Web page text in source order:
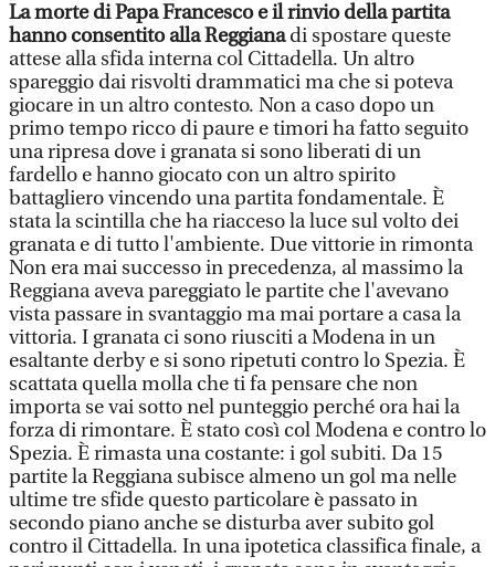
La morte di Papa Francesco e il rinvio della partita
hanno consentito alla Reggianadi spostare queste
attese alla sfida interna col Cittadella. Un altro
spareggio dai risvolti drammatici ma che si poteva
giocare in un altro contesto. Non a caso dopo un
primo tempo ricco di paure e timori ha fatto seguito
una ripresa dove i granata si sono liberati di un
fardello e hanno giocato con un altro spirito
battagliero vincendo una partita fondamentale. È
stata la scintilla che ha riacceso la luce sul volto dei
granata e di tutto l'ambiente. Due vittorie in rimonta
Non era mai successo in precedenza, al massimo la
Reggiana aveva pareggiato le partite che l'avevano
vista passare in svantaggio ma mai portare a casa la
vittoria. I granata ci sono riusciti a Modena in un
esaltante derby e si sono ripetuti contro lo Spezia. È
scattata quella molla che ti fa pensare che non
importa se vai sotto nel punteggio perché ora hai la
forza di rimontare. È stato così col Modena e contro lo
Spezia. È rimasta una costante: i gol subiti. Da 15
partite la Reggiana subisce almeno un gol ma nelle
ultime tre sfide questo particolare è passato in
secondo piano anche se disturba aver subito gol
contro il Cittadella. In una ipotetica classifica finale, a